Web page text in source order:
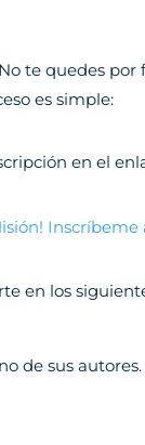
te quedes por
es simple:
en el
Inscríbeme
en los
de sus autores.